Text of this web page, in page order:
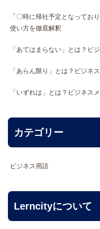
「〇時に帰社予定となってお
使い方を徹底解釈
「あてはまらない」とは？ビ
「あらん限り」とは？ビジネ
「いずれは」とは？ビジネス
カテゴリー
ビジネス用語
Lerncityについて